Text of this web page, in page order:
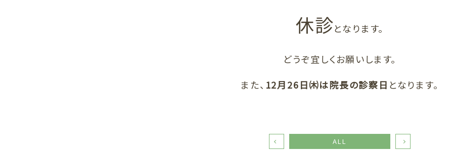
休診となります。
どうぞ宜しくお願いします。
また、 12月26日㈭は院長の診察日 となります。
ALL